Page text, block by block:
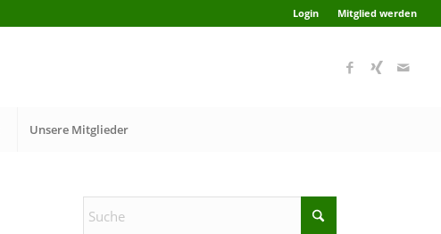
Login Mitglied werden
Unsere Mitglieder